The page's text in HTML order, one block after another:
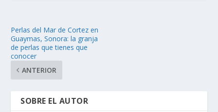
Perlas del Mar de Cortez en
Guaymas, Sonora: la granja
de perlas que tienes que
conocer
ANTERIOR
SOBRE EL AUTOR